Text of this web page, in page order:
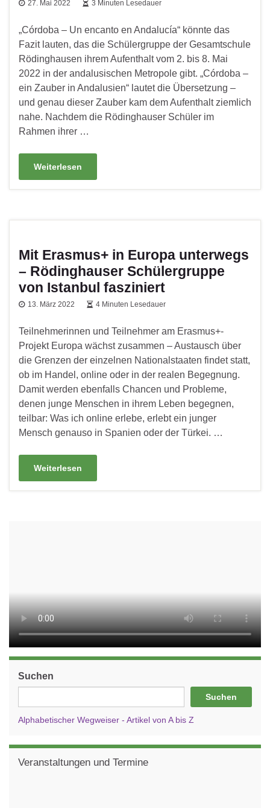
27. Mai 2022 3 Minuten Lesedauer
„Córdoba – Un encanto en Andalucía“ könnte das
Fazit lauten, das die Schülergruppe der Gesamtschule
Rödinghausen ihrem Aufenthalt vom 2. bis 8. Mai
2022 in der andalusischen Metropole gibt. „Córdoba –
ein Zauber in Andalusien“ lautet die Übersetzung –
und genau dieser Zauber kam dem Aufenthalt ziemlich
nahe. Nachdem die Rödinghauser Schüler im
Rahmen ihrer …
Weiterlesen
Mit Erasmus+ in Europa unterwegs
– Rödinghauser Schülergruppe
von Istanbul fasziniert
13. März 2022 4 Minuten Lesedauer
Teilnehmerinnen und Teilnehmer am Erasmus+-
Projekt Europa wächst zusammen – Austausch über
die Grenzen der einzelnen Nationalstaaten findet statt,
ob im Handel, online oder in der realen Begegnung.
Damit werden ebenfalls Chancen und Probleme,
denen junge Menschen in ihrem Leben begegnen,
teilbar: Was ich online erlebe, erlebt ein junger
Mensch genauso in Spanien oder der Türkei. …
Weiterlesen
Suchen
Suchen
Alphabetischer Wegweiser - Artikel von A bis Z
Veranstaltungen und Termine